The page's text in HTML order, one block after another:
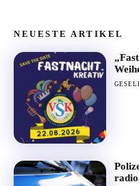
NEUESTE ARTIKEL